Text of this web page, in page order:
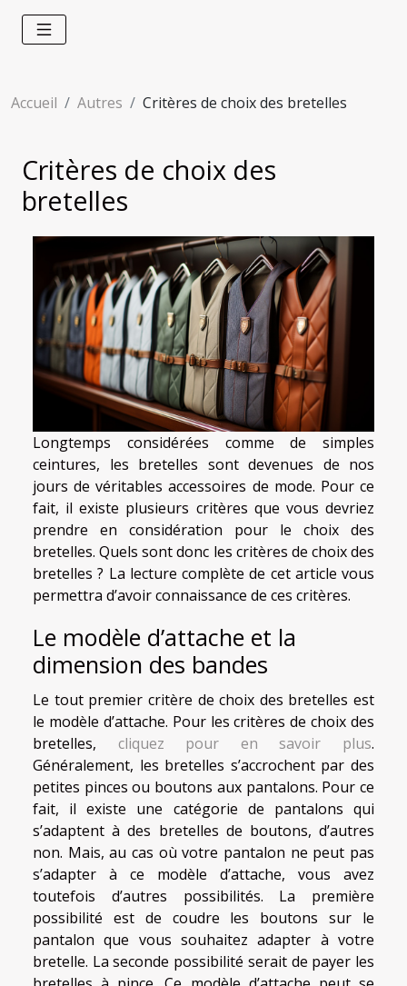
Accueil Autres Critères de choix des bretelles
Critères de choix des
bretelles
Longtemps considérées comme de simples
ceintures, les bretelles sont devenues de nos
jours de véritables accessoires de mode. Pour ce
fait, il existe plusieurs critères que vous devriez
prendre en considération pour le choix des
bretelles. Quels sont donc les critères de choix des
bretelles ? La lecture complète de cet article vous
permettra d’avoir connaissance de ces critères.
Le modèle d’attache et la
dimension des bandes
Le tout premier critère de choix des bretelles est
le modèle d’attache. Pour les critères de choix des
bretelles, cliquez pour en savoir plus.
Généralement, les bretelles s’accrochent par des
petites pinces ou boutons aux pantalons. Pour ce
fait, il existe une catégorie de pantalons qui
s’adaptent à des bretelles de boutons, d’autres
non. Mais, au cas où votre pantalon ne peut pas
s’adapter à ce modèle d’attache, vous avez
toutefois d’autres possibilités. La première
possibilité est de coudre les boutons sur le
pantalon que vous souhaitez adapter à votre
bretelle. La seconde possibilité serait de payer les